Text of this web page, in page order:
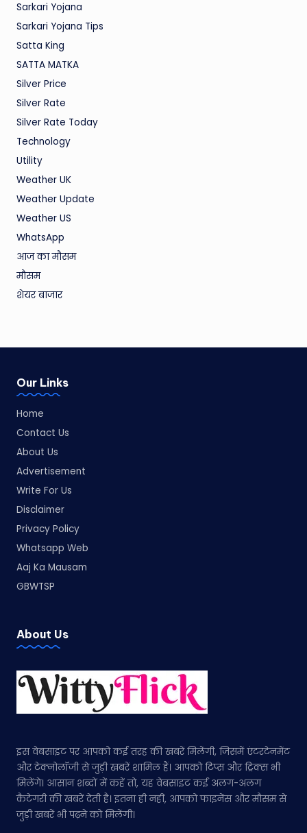
Sarkari Yojana
Sarkari Yojana Tips
Satta King
SATTA MATKA
Silver Price
Silver Rate
Silver Rate Today
Technology
Utility
Weather UK
Weather Update
Weather US
WhatsApp
आज का मौसम
मौसम
शेयर बाजार
Our Links
Home
Contact Us
About Us
Advertisement
Write For Us
Disclaimer
Privacy Policy
Whatsapp Web
Aaj Ka Mausam
GBWTSP
About Us
इस वेबसाइट पर आपको कई तरह की खबरें मिलेंगी, जिसमें एंटरटेनमेंट
और टेक्नोलॉजी से जुड़ी खबरें शामिल हैं। आपको टिप्स और ट्रिक्स भी
मिलेंगे। आसान शब्दों में कहें तो, यह वेबसाइट कई अलग-अलग
कैटेगरी की खबरें देती है। इतना ही नहीं, आपको फाइनेंस और मौसम से
जुड़ी खबरें भी पढ़ने को मिलेंगी।